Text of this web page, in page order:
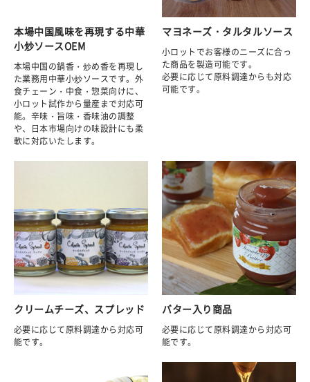
本場中国風味を再現する中華
小炒ソースOEM
本場中国の鍋香・炒め香を再現し
た業務用中華小炒ソースです。外
食チェーン・中食・惣菜向けに、
小ロット試作から量産まで対応可
能。辛味・旨味・香味油の調整
や、日本市場向けの味設計にも柔
軟に対応いたします。
マヨネーズ・タルタルソース
小ロットでお客様のニーズに合っ
た商品を製造可能です。
必要に応じて原料調達からも対応
可能です。
クリームチーズ、スプレッド
必要に応じて原料調達から対応可
能です。
バター入り商品
必要に応じて原料調達から対応可
能です。